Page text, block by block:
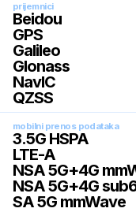
prijemnici
Beidou
GPS
Galileo
Glonass
NavIC
QZSS
mobilni prenos podataka
3.5G HSPA
LTE-A
NSA 5G+4G
NSA 5G+4G
SA 5G mmWave